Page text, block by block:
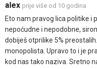
alex prije više od 10 godina
Eto nam pravog lica politike i
nepoćudne i nepodobne,
dobiješ otprilike 5%
monopolista. Upravo to i je
kod nas tako naziva. Sretno